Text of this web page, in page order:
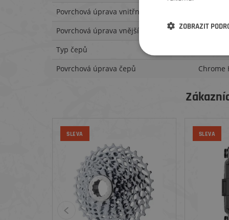
Povrchová úprava vnitřních článků
Povrchová úprava vnějších článků
Nickel
Typ čepů
Povrchová úprava čepů
Chrome
SLEVA SLEVA
ZOBRAZIT